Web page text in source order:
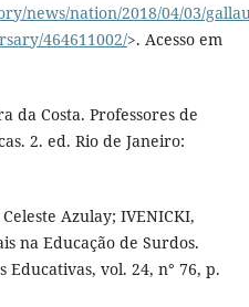
news/nation/2018/04/03/
464611002/>. Acesso em
da Costa. Professores de
2. ed. Rio de Janeiro:
Azulay; IVENICKI,
na Educação de Surdos.
vol. 24, n° 76, p.